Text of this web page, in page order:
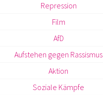
Repression
Film
AfD
Aufstehen gegen Rassismus
Aktion
Soziale Kämpfe